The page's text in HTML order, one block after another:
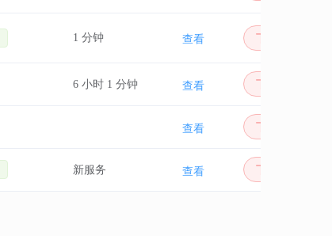
1 分钟 查看 下单
6 小时 1 分钟 查看 下单
查看 下单
新服务 查看 下单